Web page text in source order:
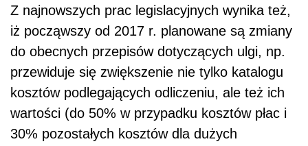
Z najnowszych prac legislacyjnych wynika też,
iż począwszy od 2017 r. planowane są zmiany
do obecnych przepisów dotyczących ulgi, np.
przewiduje się zwiększenie nie tylko katalogu
kosztów podlegających odliczeniu, ale też ich
wartości (do 50% w przypadku kosztów płac i
30% pozostałych kosztów dla dużych